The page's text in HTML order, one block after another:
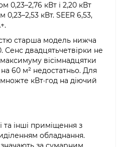
0,23–2,76 кВт і 2,20 кВт
0,23–2,53 кВт. SEER 6,53,
старша модель нижча
Сенс двадцятьчетвірки не
вісімнадцятки
60 м² недостатньо. Для
кВт·год на діючий
та інші приміщення з
обладнання.